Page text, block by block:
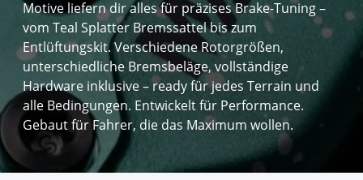
Motive liefern dir alles für präzises Brake-Tuning –
vom Teal Splatter Bremssattel bis zum
Entlüftungskit. Verschiedene Rotorgrößen,
unterschiedliche Bremsbeläge, vollständige
Hardware inklusive – ready für jedes Terrain und
alle Bedingungen. Entwickelt für Performance.
Gebaut für Fahrer, die das Maximum wollen.